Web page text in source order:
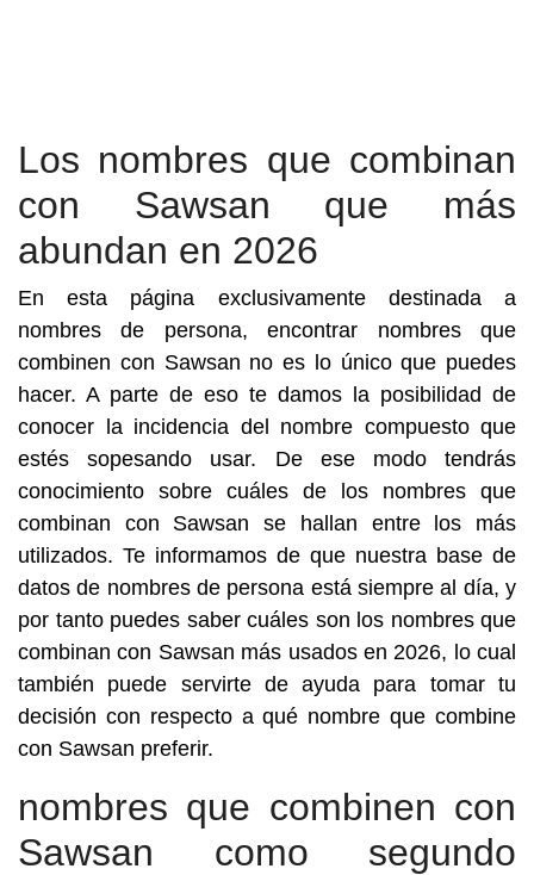
Los nombres que combinan
con Sawsan que más
abundan en 2026
En esta página exclusivamente destinada a
nombres de persona, encontrar nombres que
combinen con Sawsan no es lo único que puedes
hacer. A parte de eso te damos la posibilidad de
conocer la incidencia del nombre compuesto que
estés sopesando usar. De ese modo tendrás
conocimiento sobre cuáles de los nombres que
combinan con Sawsan se hallan entre los más
utilizados. Te informamos de que nuestra base de
datos de nombres de persona está siempre al día, y
por tanto puedes saber cuáles son los nombres que
combinan con Sawsan más usados en 2026, lo cual
también puede servirte de ayuda para tomar tu
decisión con respecto a qué nombre que combine
con Sawsan preferir.
nombres que combinen con
Sawsan como segundo